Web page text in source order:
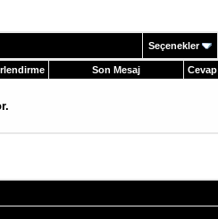
Seçenekler
Son Mesaj Cevap